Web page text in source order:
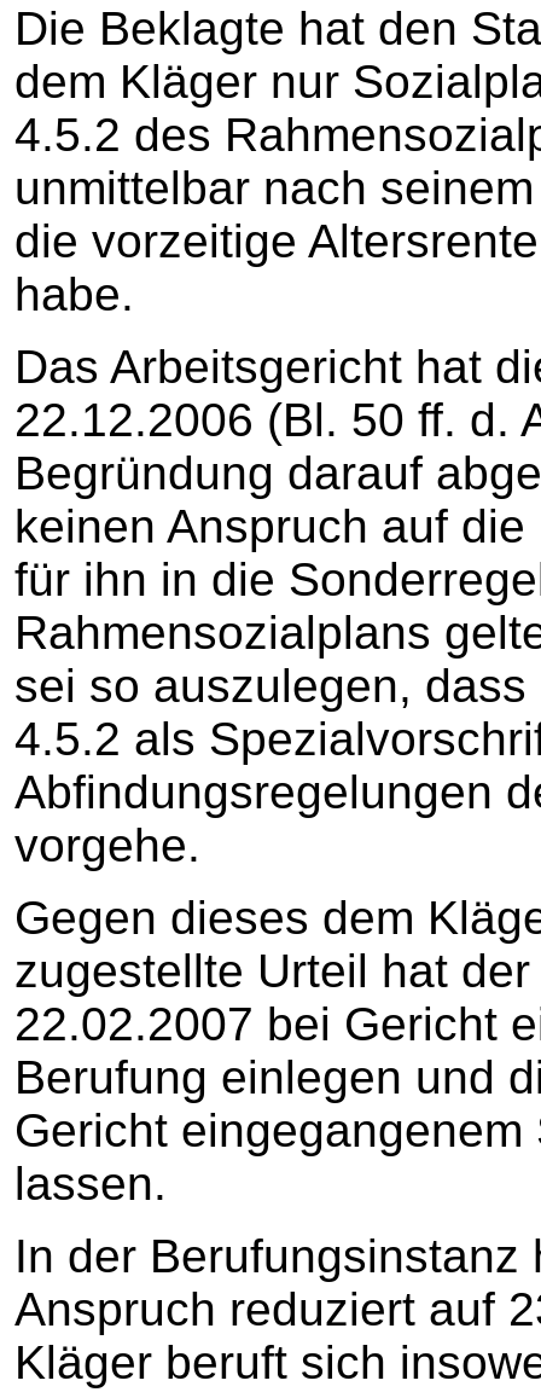
Die Beklagte hat den
dem Kläger nur
4.5.2 des
unmittelbar nach
die vorzeitige
habe.
Das Arbeitsgericht hat
22.12.2006 (Bl. 50 ff. d.
Begründung darauf
keinen Anspruch auf
für ihn in die
Rahmensozialplans
sei so auszulegen,
4.5.2 als
Abfindungsregelungen
vorgehe.
Gegen dieses dem
zugestellte Urteil hat
22.02.2007 bei Gericht
Berufung einlegen und
Gericht
lassen.
In der
Anspruch reduziert auf
Kläger beruft sich